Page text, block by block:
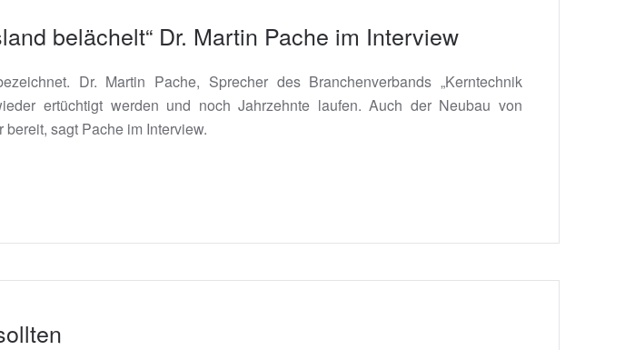
belächelt“ Dr. Martin Pache im Interview
Dr. Martin Pache, Sprecher des Branchenverbands „Kerntechnik
ertüchtigt werden und noch Jahrzehnte laufen. Auch der Neubau von
sagt Pache im Interview.